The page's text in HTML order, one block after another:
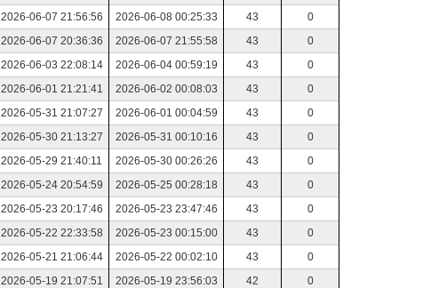
2026-06-07 21:56:56 2026-06-08 00:25:33 43
0
2026-06-07 20:36:36 2026-06-07 21:55:58 43
0
2026-06-03 22:08:14 2026-06-04 00:59:19 43
0
2026-06-01 21:21:41 2026-06-02 00:08:03 43
0
2026-05-31 21:07:27 2026-06-01 00:04:59 43
0
2026-05-30 21:13:27 2026-05-31 00:10:16 43
0
2026-05-29 21:40:11 2026-05-30 00:26:26 43
0
2026-05-24 20:54:59 2026-05-25 00:28:18 43
0
2026-05-23 20:17:46 2026-05-23 23:47:46 43
0
2026-05-22 22:33:58 2026-05-23 00:15:00 43
0
2026-05-21 21:06:44 2026-05-22 00:02:10 43
0
2026-05-19 21:07:51 2026-05-19 23:56:03 42
0